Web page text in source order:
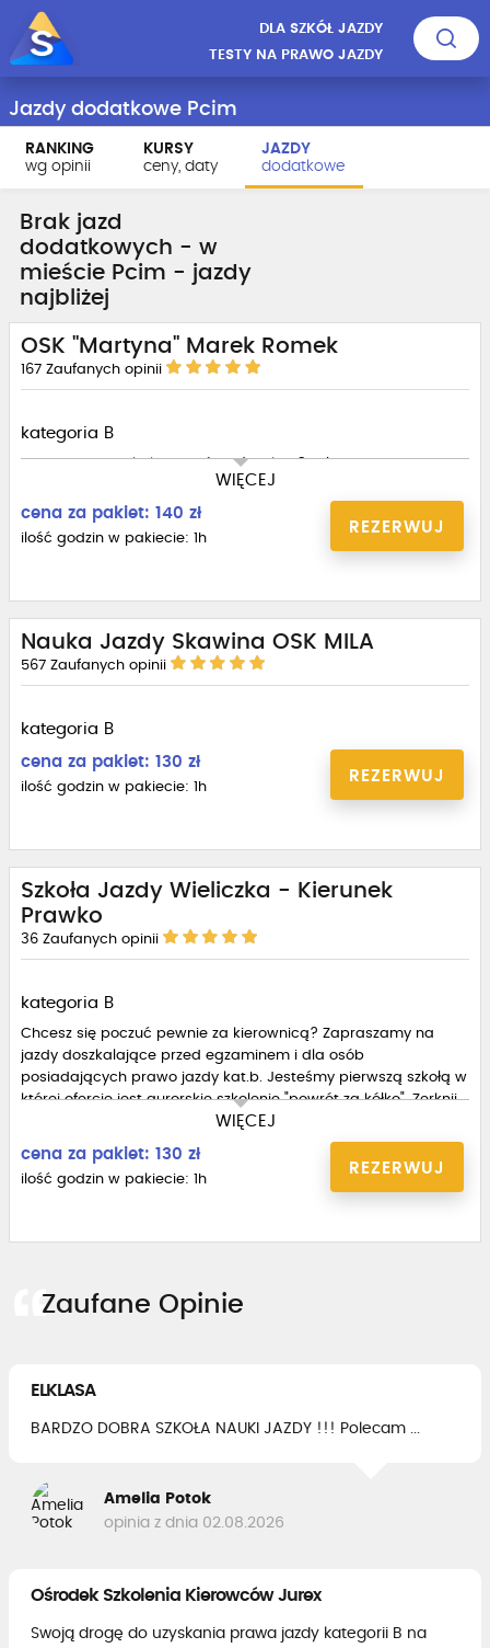
DLA SZKÓŁ JAZDY
TESTY NA PRAWO JAZDY
Jazdy dodatkowe Pcim
RANKING
wg opinii
KURSY
ceny, daty
JAZDY
dodatkowe
Brak jazd
dodatkowych - w
mieście Pcim - jazdy
najbliżej
OSK "Martyna" Marek Romek
167 Zaufanych opinii
kategoria B
WIĘCEJ
Cena godziny dla kursantów Ośrodka 130 zł
cena za pakiet: 140 zł
ilość godzin w pakiecie: 1h
REZERWUJ
Nauka Jazdy Skawina OSK MILA
567 Zaufanych opinii
kategoria B
cena za pakiet: 130 zł
ilość godzin w pakiecie: 1h
REZERWUJ
Szkoła Jazdy Wieliczka - Kierunek
Prawko
36 Zaufanych opinii
kategoria B
WIĘCEJ
Chcesz się poczuć pewnie za kierownicą? Zapraszamy na
jazdy doszkalające przed egzaminem i dla osób
posiadających prawo jazdy kat.b. Jesteśmy pierwszą szkołą w
której ofercie jest aurorskie szkolenie "powrót za kółko". Zerknij
na stronę www.kierunekprawko.pl i znajdź promocję najlepszą
dla siebie lub swoich bliskich
cena za pakiet: 130 zł
ilość godzin w pakiecie: 1h
REZERWUJ
Zaufane Opinie
ELKLASA
BARDZO DOBRA SZKOŁA NAUKI JAZDY !!! Polecam ...
Amelia Potok
opinia z dnia 02.08.2026
Ośrodek Szkolenia Kierowców Jurex
Swoją drogę do uzyskania prawa jazdy kategorii B na